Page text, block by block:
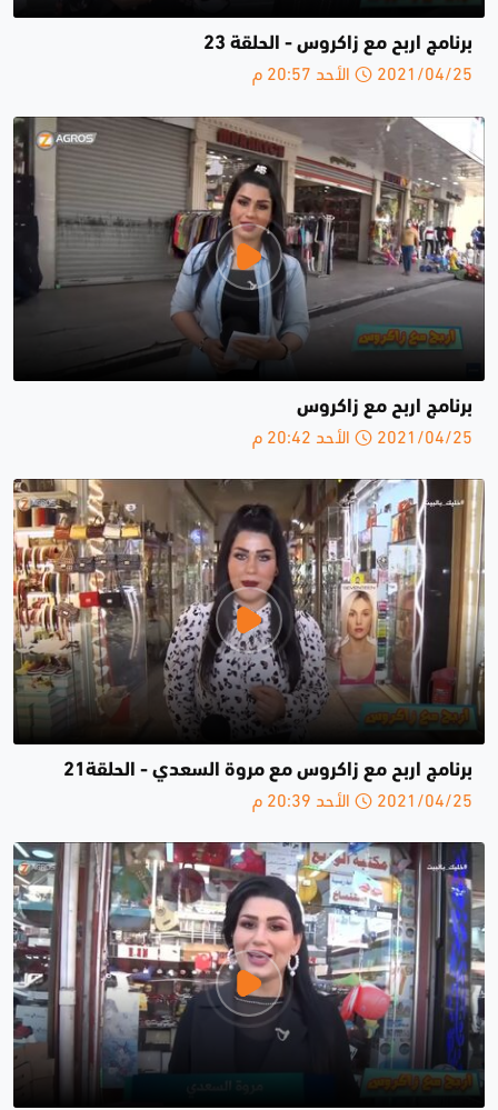
برنامج اربح مع زاكروس - الحلقة 23
2021/04/25 الأحد 20:57 م
برنامج اربح مع زاكروس
2021/04/25 الأحد 20:42 م
برنامج اربح مع زاكروس مع مروة السعدي - الحلقة21
2021/04/25 الأحد 20:39 م